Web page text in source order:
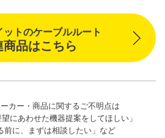
トのケーブルルート
品はこちら
カー・商品に関するご不明点は
望にあわせた機器提案をしてほしい」
前に、まずは相談したい」など